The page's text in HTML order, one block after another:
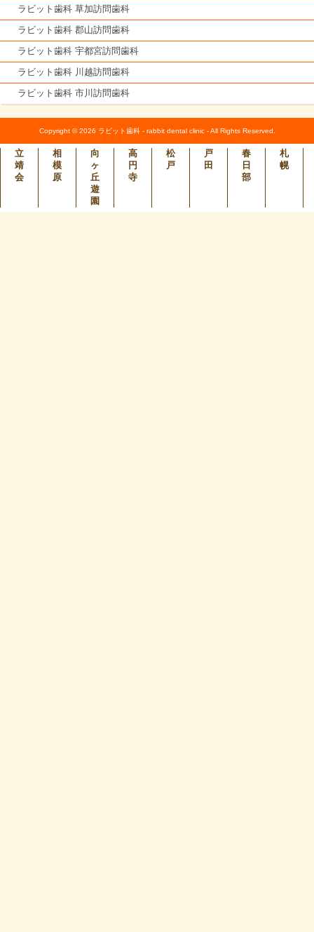
ラビット歯科 草加訪問歯科
ラビット歯科 郡山訪問歯科
ラビット歯科 宇都宮訪問歯科
ラビット歯科 川越訪問歯科
ラビット歯科 市川訪問歯科
Copyright © 2026 ラビット歯科 - rabbit dental clinic - All Rights Reserved.
立
靖
会
相
模
原
向
ヶ
丘
遊
園
高
円
寺
松
戸
戸
田
春
日
部
札
幌